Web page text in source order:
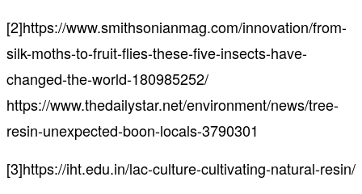
[2]https://www.smithsonianmag.com/innovation/from-
silk-moths-to-fruit-flies-these-five-insects-have-
changed-the-world-180985252/
https://www.thedailystar.net/environment/news/tree-
resin-unexpected-boon-locals-3790301
[3]https://iht.edu.in/lac-culture-cultivating-natural-resin/